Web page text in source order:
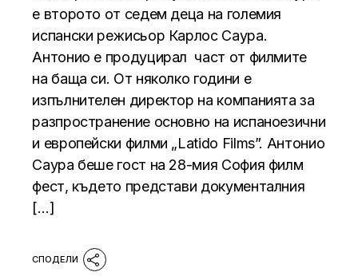
е второто от седем деца на големия
испански режисьор Карлос Саура.
Антонио е продуцирал част от филмите
на баща си. От няколко години е
изпълнителен директор на компанията за
разпространение основно на испаноезични
и европейски филми „Latido Films”. Антонио
Саура беше гост на 28-мия София филм
фест, където представи документалния
[…]